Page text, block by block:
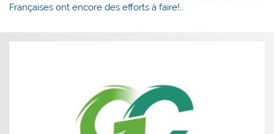
de
Françaises ont encore des efforts à faire!..